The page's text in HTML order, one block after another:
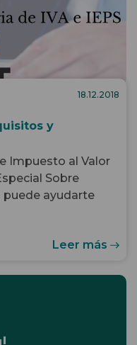
18.12.2018
y
Impuesto al Valor
Sobre
puede ayudarte
Leer más